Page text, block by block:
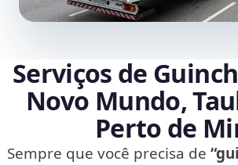
Serviços de
Novo Mundo,
Perto de
Sempre que você precisa de